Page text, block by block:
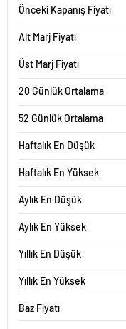
Önceki Kapanış Fiyatı
Alt Marj Fiyatı
Üst Marj Fiyatı
20 Günlük Ortalama
52 Günlük Ortalama
Haftalık En Düşük
Haftalık En Yüksek
Aylık En Düşük
Aylık En Yüksek
Yıllık En Düşük
Yıllık En Yüksek
Baz Fiyatı